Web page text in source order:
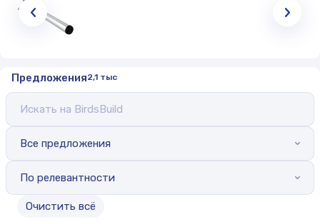
Предложения2,1 тыс
Все предложения
По релевантности
Oчистить всё